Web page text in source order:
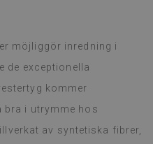
möjliggör inredning i
de exceptionella
kommer
bra i utrymme hos
av syntetiska fibrer,